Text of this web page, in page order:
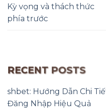
Kỳ vọng và thách thức
phía trước
RECENT POSTS
shbet: Hướng Dẫn Chi
Đăng Nhập Hiệu Quả